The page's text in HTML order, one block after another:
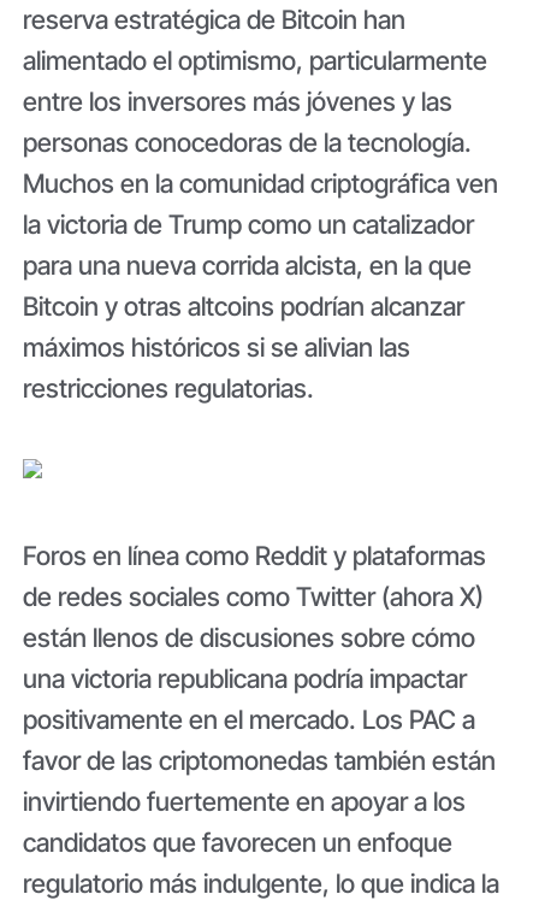
reserva estratégica de Bitcoin han
alimentado el optimismo, particularmente
entre los inversores más jóvenes y las
personas conocedoras de la tecnología.
Muchos en la comunidad criptográfica ven
la victoria de Trump como un catalizador
para una nueva corrida alcista, en la que
Bitcoin y otras altcoins podrían alcanzar
máximos históricos si se alivian las
restricciones regulatorias.
Foros en línea como Reddit y plataformas
de redes sociales como Twitter (ahora X)
están llenos de discusiones sobre cómo
una victoria republicana podría impactar
positivamente en el mercado. Los PAC a
favor de las criptomonedas también están
invirtiendo fuertemente en apoyar a los
candidatos que favorecen un enfoque
regulatorio más indulgente, lo que indica la